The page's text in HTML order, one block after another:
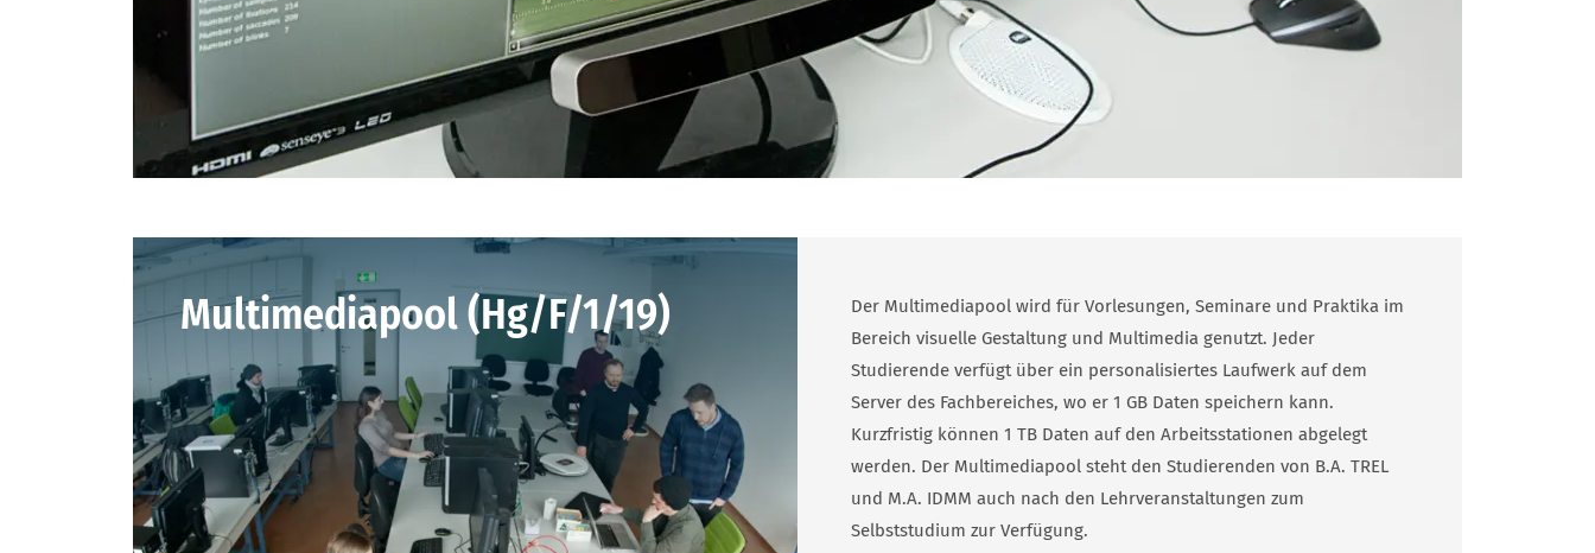
Multimediapool (Hg/F/1/19)
Der Multimediapool wird für Vorlesungen, Seminare und Praktika im
Bereich visuelle Gestaltung und Multi­media genutzt. Jeder
Studierende verfügt über ein personalisiertes Laufwerk auf dem
Server des Fachbereiches, wo er 1 GB Daten speichern kann.
Kurzfristig können 1 TB Daten auf den Arbeitsstationen abgelegt
werden. Der Multimediapool steht den Studierenden von B.A. TREL
und M.A. IDMM auch nach den Lehrveranstaltungen zum
Selbststudium zur Verfügung.